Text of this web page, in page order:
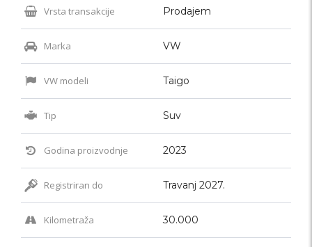
Vrsta transakcije Prodajem
Marka VW
VW modeli Taigo
Tip Suv
Godina proizvodnje 2023
Registriran do Travanj 2027.
Kilometraža 30.000